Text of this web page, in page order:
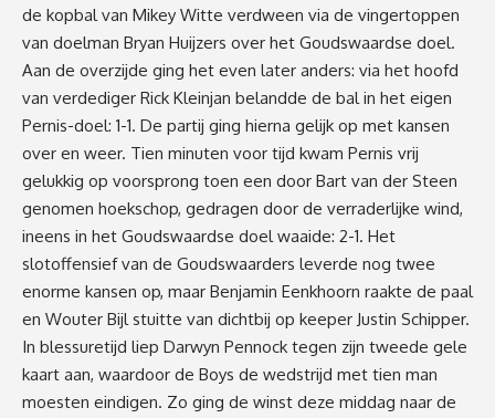
de kopbal van Mikey Witte verdween via de vingertoppen
van doelman Bryan Huijzers over het Goudswaardse doel.
Aan de overzijde ging het even later anders: via het hoofd
van verdediger Rick Kleinjan belandde de bal in het eigen
Pernis-doel: 1-1. De partij ging hierna gelijk op met kansen
over en weer. Tien minuten voor tijd kwam Pernis vrij
gelukkig op voorsprong toen een door Bart van der Steen
genomen hoekschop, gedragen door de verraderlijke wind,
ineens in het Goudswaardse doel waaide: 2-1. Het
slotoffensief van de Goudswaarders leverde nog twee
enorme kansen op, maar Benjamin Eenkhoorn raakte de paal
en Wouter Bijl stuitte van dichtbij op keeper Justin Schipper.
In blessuretijd liep Darwyn Pennock tegen zijn tweede gele
kaart aan, waardoor de Boys de wedstrijd met tien man
moesten eindigen. Zo ging de winst deze middag naar de